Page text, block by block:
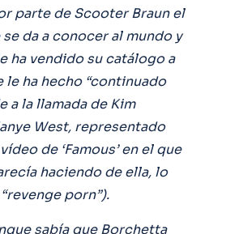
parte de Scooter Braun el
da a conocer al mundo y
ha vendido su catálogo a
le ha hecho “continuado
a la llamada de Kim
West, representado
de ‘Famous’ en el que
haciendo de ella, lo
porn”).
sabía que Borchetta